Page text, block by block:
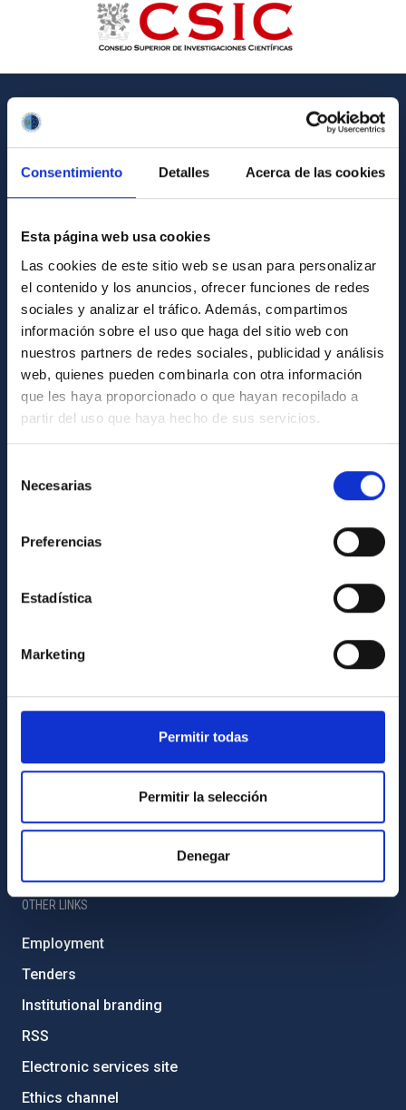
Consentimiento Detalles Acerca de las cookies
Esta página web usa cookies
Las cookies de este sitio web se usan para personalizar
el contenido y los anuncios, ofrecer funciones de redes
sociales y analizar el tráfico. Además, compartimos
información sobre el uso que haga del sitio web con
nuestros partners de redes sociales, publicidad y análisis
web, quienes pueden combinarla con otra información
que les haya proporcionado o que hayan recopilado a
partir del uso que haya hecho de sus servicios.
Necesarias
Preferencias
Estadística
Marketing
Permitir todas
Permitir la selección
Denegar
GENERAL INFORMATION
Contact
How to get to the IAC
List of personnel
Library
General register
ABOUT THE IAC
Legislation
Transparency
Environment and Sustainability
External funding
IAC Friends
IAC PORTAL
Privacy policy
Cookies policy
OTHER LINKS
Employment
Tenders
Institutional branding
RSS
Electronic services site
Ethics channel